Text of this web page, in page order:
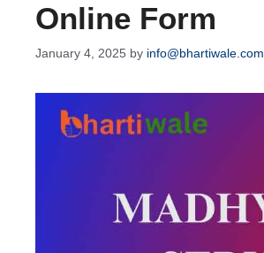
Online Form
January 4, 2025 by info@bhartiwale.com